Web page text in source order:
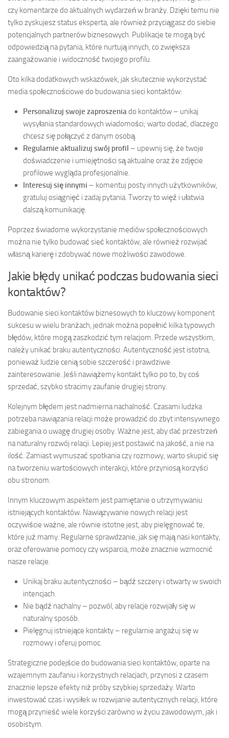
czy komentarze do aktualnych wydarzeń w branży. Dzięki temu nie
tylko zyskujesz status eksperta, ale również przyciągasz do siebie
potencjalnych partnerów biznesowych. Publikacje te mogą być
odpowiedzią na pytania, które nurtują innych, co zwiększa
zaangażowanie i widoczność twojego profilu.
Oto kilka dodatkowych wskazówek, jak skutecznie wykorzystać
media społecznościowe do budowania sieci kontaktów:
Personalizuj swoje zaproszeniado kontaktów – unikaj
wysyłania standardowych wiadomości; warto dodać, dlaczego
chcesz się połączyć z danym osobą.
Regularnie aktualizuj swój profil – upewnij się, że twoje
doświadczenie i umiejętności są aktualne oraz że zdjęcie
profilowe wygląda profesjonalnie.
Interesuj się innymi – komentuj posty innych użytkowników,
gratuluj osiągnięć i zadaj pytania. Tworzy to więź i ułatwia
dalszą komunikację.
Poprzez świadome wykorzystanie mediów społecznościowych
można nie tylko budować sieć kontaktów, ale również rozwijać
własną karierę i zdobywać nowe możliwości zawodowe.
Jakie błędy unikać podczas budowania sieci
kontaktów?
Budowanie sieci kontaktów biznesowych to kluczowy komponent
sukcesu w wielu branżach, jednak można popełnić kilka typowych
błędów, które mogą zaszkodzić tym relacjom. Przede wszystkim,
należy unikać braku autentyczności. Autentyczność jest istotna,
ponieważ ludzie cenią sobie szczerość i prawdziwe
zainteresowanie. Jeśli nawiążemy kontakt tylko po to, by coś
sprzedać, szybko stracimy zaufanie drugiej strony.
Kolejnym błędem jest nadmierna nachalność. Czasami ludzka
potrzeba nawiązania relacji może prowadzić do zbyt intensywnego
zabiegania o uwagę drugiej osoby. Ważne jest, aby dać przestrzeń
na naturalny rozwój relacji. Lepiej jest postawić na jakość, a nie na
ilość. Zamiast wymuszać spotkania czy rozmowy, warto skupić się
na tworzeniu wartościowych interakcji, które przyniosą korzyści
obu stronom.
Innym kluczowym aspektem jest pamiętanie o utrzymywaniu
istniejących kontaktów. Nawiązywanie nowych relacji jest
oczywiście ważne, ale równie istotne jest, aby pielęgnować te,
które już mamy. Regularne sprawdzanie, jak się mają nasi kontakty,
oraz oferowanie pomocy czy wsparcia, może znacznie wzmocnić
nasze relacje.
Unikaj braku autentyczności – bądź szczery i otwarty w swoich
intencjach.
Nie bądź nachalny – pozwól, aby relacje rozwijały się w
naturalny sposób.
Pielęgnuj istniejące kontakty – regularnie angażuj się w
rozmowy i oferuj pomoc.
Strategiczne podejście do budowania sieci kontaktów, oparte na
wzajemnym zaufaniu i korzystnych relacjach, przynosi z czasem
znacznie lepsze efekty niż próby szybkiej sprzedaży. Warto
inwestować czas i wysiłek w rozwijanie autentycznych relacji, które
mogą przynieść wiele korzyści zarówno w życiu zawodowym, jak i
osobistym.